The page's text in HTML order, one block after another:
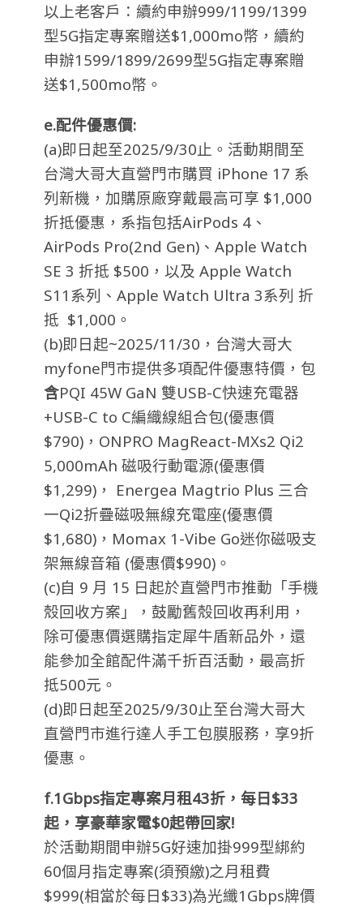
以上老客戶：續約申辦999/1199/1399
型5G指定專案贈送$1,000mo幣，續約
申辦1599/1899/2699型5G指定專案贈
送$1,500mo幣。
e.配件優惠價:
(a)即日起至2025/9/30止。活動期間至
台灣大哥大直營門市購買 iPhone 17 系
列新機，加購原廠穿戴最高可享 $1,000
折抵優惠，系指包括AirPods 4、
AirPods Pro(2nd Gen)、Apple Watch
SE 3 折抵 $500，以及 Apple Watch
S11系列、Apple Watch Ultra 3系列 折
抵 $1,000。
(b)即日起~2025/11/30，台灣大哥大
myfone門市提供多項配件優惠特價，包
含PQI 45W GaN 雙USB-C快速充電器
+USB-C to C編織線組合包(優惠價
$790)，ONPRO MagReact-MXs2 Qi2
5,000mAh 磁吸行動電源(優惠價
$1,299)， Energea Magtrio Plus 三合
一Qi2折疊磁吸無線充電座(優惠價
$1,680)，Momax 1-Vibe Go迷你磁吸支
架無線音箱 (優惠價$990)。
(c)自 9 月 15 日起於直營門市推動「手機
殼回收方案」，鼓勵舊殼回收再利用，
除可優惠價選購指定犀牛盾新品外，還
能參加全館配件滿千折百活動，最高折
抵500元。
(d)即日起至2025/9/30止至台灣大哥大
直營門市進行達人手工包膜服務，享9折
優惠。
f.1Gbps指定專案月租43折，每日$33
起，享豪華家電$0起帶回家!
於活動期間申辦5G好速加掛999型綁約
60個月指定專案(須預繳)之月租費
$999(相當於每日$33)為光纖1Gbps牌價